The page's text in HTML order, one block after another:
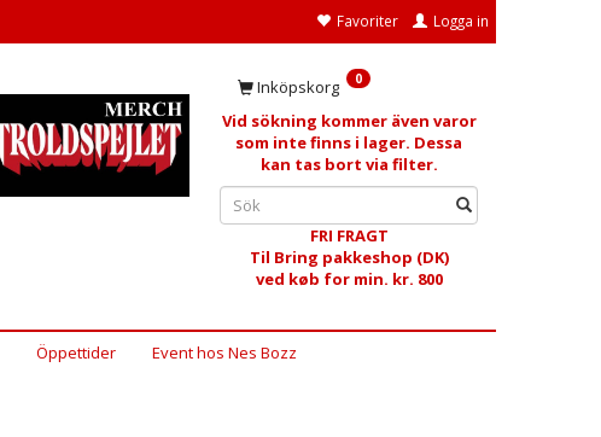
Favoriter Logga in
Inköpskorg 0
Vid sökning kommer även varor
som inte finns i lager. Dessa
kan tas bort via filter.
FRI FRAGT
Til Bring pakkeshop (DK)
ved køb for min. kr. 800
Öppettider Event hos Nes Bozz